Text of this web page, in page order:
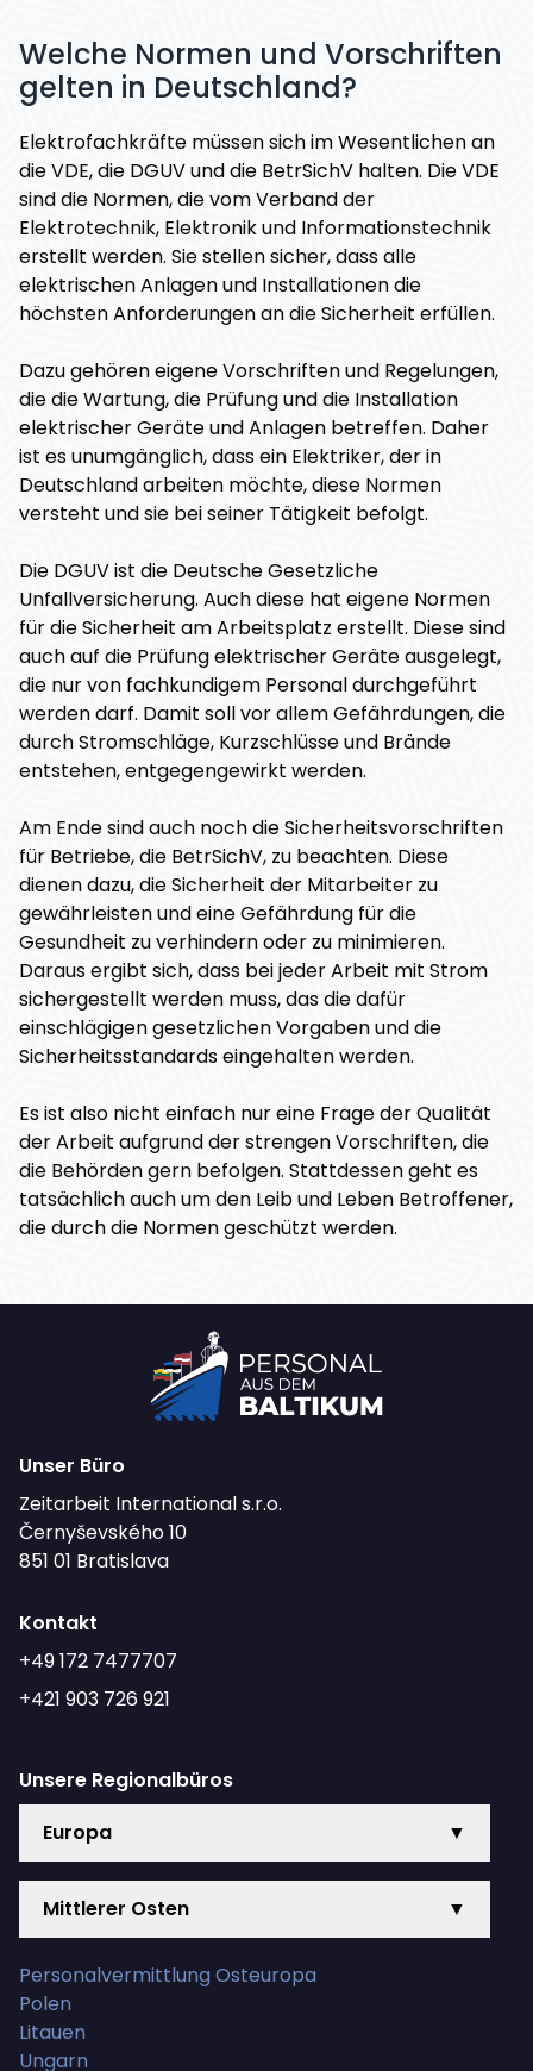
Welche Normen und Vorschriften
gelten in Deutschland?
Elektrofachkräfte müssen sich im Wesentlichen an
die VDE, die DGUV und die BetrSichV halten. Die VDE
sind die Normen, die vom Verband der
Elektrotechnik, Elektronik und Informationstechnik
erstellt werden. Sie stellen sicher, dass alle
elektrischen Anlagen und Installationen die
höchsten Anforderungen an die Sicherheit erfüllen.
Dazu gehören eigene Vorschriften und Regelungen,
die die Wartung, die Prüfung und die Installation
elektrischer Geräte und Anlagen betreffen. Daher
ist es unumgänglich, dass ein Elektriker, der in
Deutschland arbeiten möchte, diese Normen
versteht und sie bei seiner Tätigkeit befolgt.
Die DGUV ist die Deutsche Gesetzliche
Unfallversicherung. Auch diese hat eigene Normen
für die Sicherheit am Arbeitsplatz erstellt. Diese sind
auch auf die Prüfung elektrischer Geräte ausgelegt,
die nur von fachkundigem Personal durchgeführt
werden darf. Damit soll vor allem Gefährdungen, die
durch Stromschläge, Kurzschlüsse und Brände
entstehen, entgegengewirkt werden.
Am Ende sind auch noch die Sicherheitsvorschriften
für Betriebe, die BetrSichV, zu beachten. Diese
dienen dazu, die Sicherheit der Mitarbeiter zu
gewährleisten und eine Gefährdung für die
Gesundheit zu verhindern oder zu minimieren.
Daraus ergibt sich, dass bei jeder Arbeit mit Strom
sichergestellt werden muss, das die dafür
einschlägigen gesetzlichen Vorgaben und die
Sicherheitsstandards eingehalten werden.
Es ist also nicht einfach nur eine Frage der Qualität
der Arbeit aufgrund der strengen Vorschriften, die
die Behörden gern befolgen. Stattdessen geht es
tatsächlich auch um den Leib und Leben Betroffener,
die durch die Normen geschützt werden.
Unser Büro
Zeitarbeit International s.r.o.
Černyševského 10
851 01 Bratislava
Kontakt
+49 172 7477707
+421 903 726 921
Unsere Regionalbüros
Europa
▼
Mittlerer Osten ▼
Personalvermittlung Osteuropa
Polen
Litauen
Ungarn